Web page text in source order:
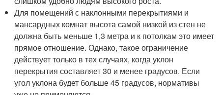
Для помещений с наклонными перекрытиями и
мансардных комнат высота самой низкой из стен не
должна быть меньше 1,3 метра и к потолкам это имеет
прямое отношение. Однако, такое ограничение
действует только в тех случаях, когда уклон
перекрытия составляет 30 и менее градусов. Если
угол уклона будет больше 45 градусов, нормативы